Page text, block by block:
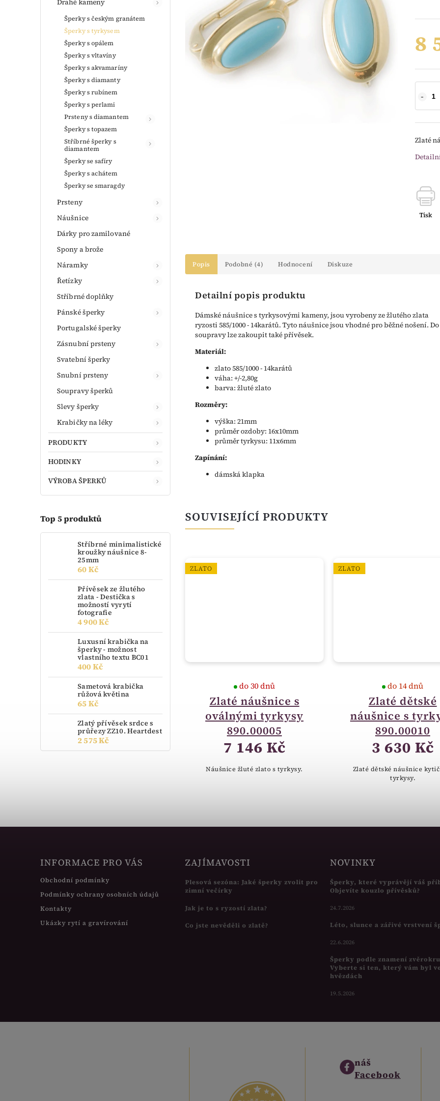
Šperky s českým granátem
Šperky s tyrkysem
Šperky s opálem
Šperky s vltavíny
Šperky s akvamaríny
Šperky s diamanty
Šperky s rubínem
Šperky s perlami
Prsteny s diamantem
Šperky s topazem
Stříbrné šperky s
diamantem
Šperky se safíry
Šperky s achátem
Šperky se smaragdy
Prsteny
Náušnice
Dárky pro zamilované
Spony a brože
Náramky
Řetízky
Stříbrné doplňky
Pánské šperky
Portugalské šperky
Zásnubní prsteny
Svatební šperky
Snubní prsteny
Soupravy šperků
Slevy šperky
Krabičky na léky
PRODUKTY
HODINKY
VÝROBA ŠPERKŮ
Top 5 produktů
Stříbrné minimalistické
kroužky náušnice 8-
25mm
60 Kč
Přívěsek ze žlutého
zlata - Destička s
možností vyrytí
fotografie
4 900 Kč
Luxusní krabička na
šperky - možnost
vlastního textu BC01
400 Kč
Sametová krabička
růžová květina
65 Kč
Zlatý přívěsek srdce s
průřezy ZZ10. Heartdest
2 575 Kč
8
Zlaté
Tisk
Popis Podobné (4) Hodnocení Diskuze
Detailní popis produktu
Dámské náušnice s tyrkysovými kameny, jsou vyrobeny ze žlutého zlata
ryzosti 585/1000 - 14karátů. Tyto náušnice jsou vhodné pro běžné nošení. Do
soupravy lze zakoupit také přívěsek.
Materiál:
zlato 585/1000 - 14karátů
váha: +/-2,80g
barva: žluté zlato
Rozměry:
výška: 21mm
průměr ozdoby: 16x10mm
průměr tyrkysu: 11x6mm
Zapínání:
dámská klapka
SOUVISEJÍCÍ PRODUKTY
Krabička sametová
obdelník bordó
RE02-A10
do 3 dnů
65 Kč
ZLATO
Zlaté náušnice s
oválnými tyrkysy
890.00005
do 30 dnů
7 146 Kč
Náušnice žluté zlato s tyrkysy.
ZLATO
Zlaté dětské
náušnice s
890.00010
do 14 dnů
3 630 Kč
Zlaté dětské náušnice
tyrkysy.
INFORMACE PRO VÁS
Obchodní podmínky
Podmínky ochrany osobních údajů
Kontakty
Ukázky rytí a gravírování
ZAJÍMAVOSTI
Plesová sezóna: Jaké šperky zvolit pro
zimní večírky
Jak je to s ryzostí zlata?
Co jste nevěděli o zlatě?
NOVINKY
Šperky, které vyprávějí váš
Objevíte kouzlo přívěsků?
24.7.2026
Léto, slunce a zářivé vrstvení
22.6.2026
Šperky podle znamení
Vyberte si ten, který vám byl
hvězdách
19.5.2026
náš
Facebook